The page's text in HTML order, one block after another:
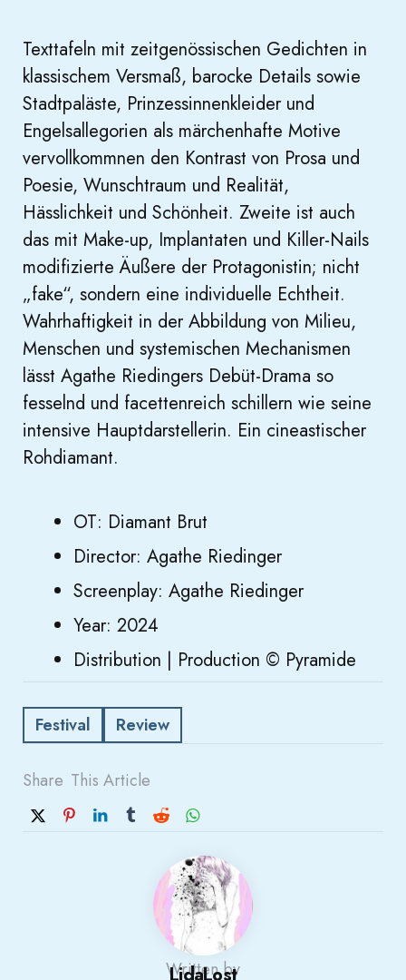
Texttafeln mit zeitgenössischen Gedichten in
klassischem Versmaß, barocke Details sowie
Stadtpaläste, Prinzessinnenkleider und
Engelsallegorien als märchenhafte Motive
vervollkommnen den Kontrast von Prosa und
Poesie, Wunschtraum und Realität,
Hässlichkeit und Schönheit. Zweite ist auch
das mit Make-up, Implantaten und Killer-Nails
modifizierte Äußere der Protagonistin; nicht
„fake“, sondern eine individuelle Echtheit.
Wahrhaftigkeit in der Abbildung von Milieu,
Menschen und systemischen Mechanismen
lässt Agathe Riedingers Debüt-Drama so
fesselnd und facettenreich schillern wie seine
intensive Hauptdarstellerin. Ein cineastischer
Rohdiamant.
OT: Diamant Brut
Director: Agathe Riedinger
Screenplay: Agathe Riedinger
Year: 2024
Distribution | Production © Pyramide
Festival Review
Share This Article
Written by